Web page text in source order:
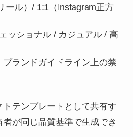
ール）/ 1:1（Instagram正方
ッショナル / カジュアル / 高
ブランドガイドライン上の禁
トテンプレートとして共有す
が同じ品質基準で生成でき